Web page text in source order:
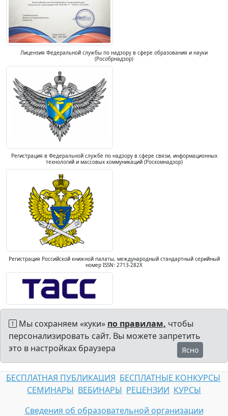
Лицензия Федеральной службы по надзору в сфере образования и науки
(Рособрнадзор)
Регистрация в Федеральной службе по надзору в сфере связи, информационных
технологий и массовых коммуникаций (Роскомнадзор)
Регистрация Российской книжной палаты, международный стандартный серийный
номер ISSN: 2713-282X
Мы сохраняем «куки» по правилам, чтобы
персонализировать сайт. Вы можете запретить
это в настройках браузера
Ясно
БЕСПЛАТНАЯ ПУБЛИКАЦИЯ БЕСПЛАТНЫЕ КОНКУРСЫ
СЕМИНАРЫ ВЕБИНАРЫ РЕЦЕНЗИИ КУРСЫ
Сведения об образовательной организации